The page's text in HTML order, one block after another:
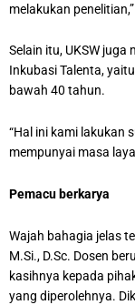
melakukan
Selain itu, UKSW juga
Inkubasi Talenta,
bawah 40 tahun.
“Hal ini kami lakukan
mempunyai masa
Pemacu berkarya
Wajah bahagia jelas
M.Si., D.Sc. Dosen
kasihnya kepada
yang diperolehnya.